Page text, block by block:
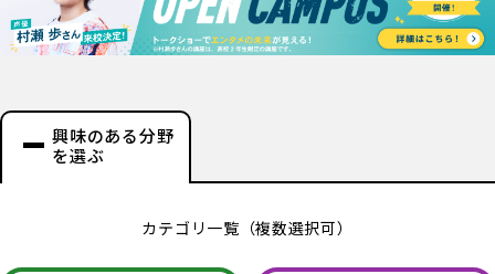
興味のある分野
を選ぶ
カテゴリ一覧（複数選択可）